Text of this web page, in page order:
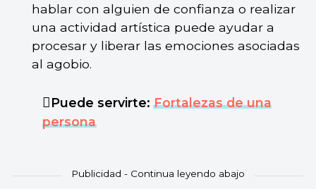
hablar con alguien de confianza o realizar
una actividad artística puede ayudar a
procesar y liberar las emociones asociadas
al agobio.
Puede servirte:Fortalezas de una
persona